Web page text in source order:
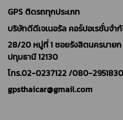
GPS ติดรถทุกประเภท
บริษัทดีดีเจเนอรัล คอร์ปอเรชั่นจำ
28/20 หมู่ที่ 1 ซอยรังสิตนครนาย
ปทุมธานี 12130
โทร.02-0237122 /080-
gpsthaicar@gmail.com